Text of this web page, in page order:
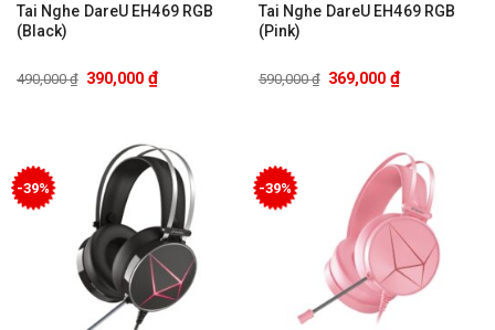
Tai Nghe DareU EH469 RGB
(Black)
490,000₫ 390,000 ₫
Tai Nghe DareU EH469 RGB
(Pink)
590,000₫ 369,000 ₫
-39% -39%